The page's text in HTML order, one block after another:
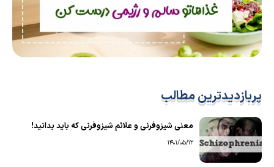
پربازدیدترین مطالب
معنی شیزوفرنی و علائم شیزوفرنی که باید بدانید!
1401/05/12